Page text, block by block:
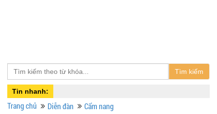
Tìm kiếm
Tin nhanh:
Trang chủ Diễn đàn Cẩm nang